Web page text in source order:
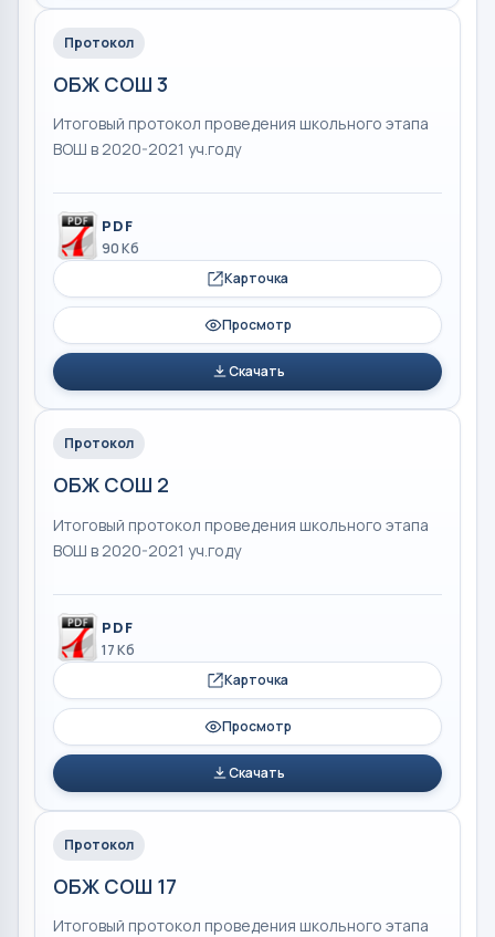
Протокол
ОБЖ СОШ 3
Итоговый протокол проведения школьного этапа
ВОШ в 2020-2021 уч.году
PDF
90 Кб
Карточка
Просмотр
Скачать
Протокол
ОБЖ СОШ 2
Итоговый протокол проведения школьного этапа
ВОШ в 2020-2021 уч.году
PDF
17 Кб
Карточка
Просмотр
Скачать
Протокол
ОБЖ СОШ 17
Итоговый протокол проведения школьного этапа